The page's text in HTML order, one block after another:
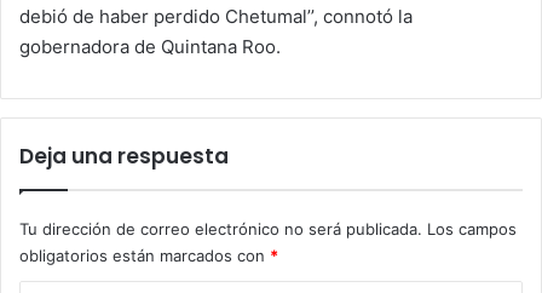
debió de haber perdido Chetumal’’, connotó la
gobernadora de Quintana Roo.
Deja una respuesta
Tu dirección de correo electrónico no será publicada. Los campos
obligatorios están marcados con *